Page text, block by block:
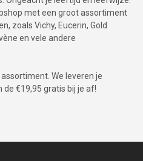
met een groot assortiment
zoals Vichy, Eucerin, Gold
en vele andere
We leveren je
de €19,95 gratis bij je af!